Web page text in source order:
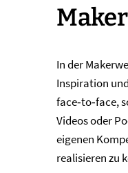
Maker
In der
Inspiration
face‐to‐face,
Videos oder
eigenen
realisieren zu